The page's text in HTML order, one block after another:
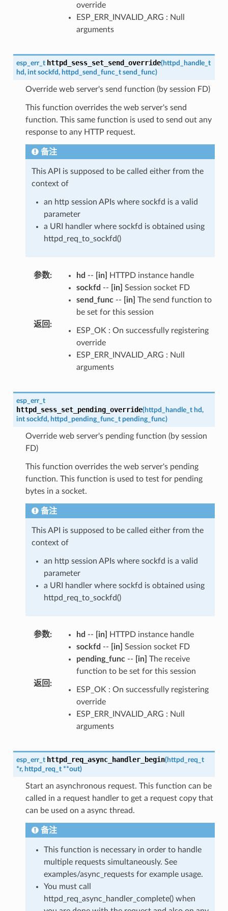
override
ESP_ERR_INVALID_ARG : Null
arguments
esp_err_t httpd_sess_set_send_override(httpd_handle_t
hd, int sockfd, httpd_send_func_t send_func)
Override web server's send function (by session FD)
This function overrides the web server's send
function. This same function is used to send out any
response to any HTTP request.
备注
This API is supposed to be called either from the
context of
an http session APIs where sockfd is a valid
parameter
a URI handler where sockfd is obtained using
httpd_req_to_sockfd()
参数: hd -- [in]
HTTPD instance handle
sockfd -- [in] Session socket FD
send_func-- [in] The send function to
be set for this session
返回 :
ESP_OK : On successfully registering
override
ESP_ERR_INVALID_ARG : Null
arguments
esp_err_t
httpd_sess_set_pending_override(httpd_handle_t hd,
int sockfd, httpd_pending_func_t pending_func)
Override web server's pending function (by session
FD)
This function overrides the web server's pending
function. This function is used to test for pending
bytes in a socket.
备注
This API is supposed to be called either from the
context of
an http session APIs where sockfd is a valid
parameter
a URI handler where sockfd is obtained using
httpd_req_to_sockfd()
参数: hd -- [in]
HTTPD instance handle
sockfd -- [in] Session socket FD
pending_func-- [in] The receive
function to be set for this session
返回 :
ESP_OK : On successfully registering
override
ESP_ERR_INVALID_ARG : Null
arguments
esp_err_t httpd_req_async_handler_begin(httpd_req_t
*r, httpd_req_t **out)
Start an asynchronous request. This function can be
called in a request handler to get a request copy that
can be used on a async thread.
备注
This function is necessary in order to handle
multiple requests simultaneously. See
examples/async_requests for example usage.
You must call
httpd_req_async_handler_complete() when